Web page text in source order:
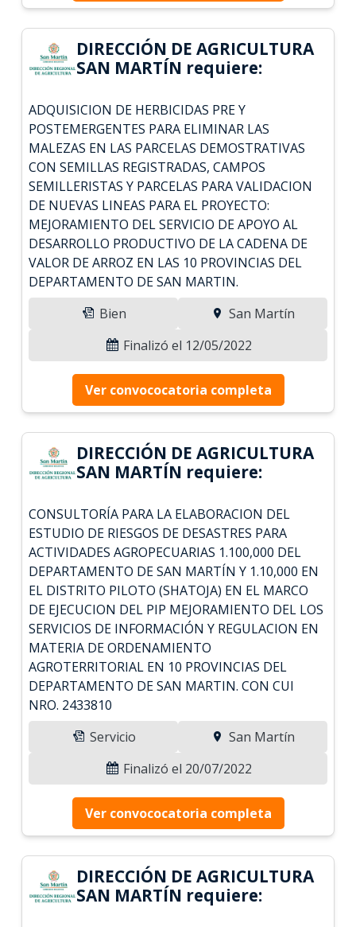
DIRECCIÓN DE AGRICULTURA
SAN MARTÍN requiere:
ADQUISICION DE HERBICIDAS PRE Y
POSTEMERGENTES PARA ELIMINAR LAS
MALEZAS EN LAS PARCELAS DEMOSTRATIVAS
CON SEMILLAS REGISTRADAS, CAMPOS
SEMILLERISTAS Y PARCELAS PARA VALIDACION
DE NUEVAS LINEAS PARA EL PROYECTO:
MEJORAMIENTO DEL SERVICIO DE APOYO AL
DESARROLLO PRODUCTIVO DE LA CADENA DE
VALOR DE ARROZ EN LAS 10 PROVINCIAS DEL
DEPARTAMENTO DE SAN MARTIN.
Bien
San Martín
Finalizó el 12/05/2022
Ver convococatoria completa
DIRECCIÓN DE AGRICULTURA
SAN MARTÍN requiere:
CONSULTORÍA PARA LA ELABORACION DEL
ESTUDIO DE RIESGOS DE DESASTRES PARA
ACTIVIDADES AGROPECUARIAS 1.100,000 DEL
DEPARTAMENTO DE SAN MARTÍN Y 1.10,000 EN
EL DISTRITO PILOTO (SHATOJA) EN EL MARCO
DE EJECUCION DEL PIP MEJORAMIENTO DEL LOS
SERVICIOS DE INFORMACIÓN Y REGULACION EN
MATERIA DE ORDENAMIENTO
AGROTERRITORIAL EN 10 PROVINCIAS DEL
DEPARTAMENTO DE SAN MARTIN. CON CUI
NRO. 2433810
Servicio
San Martín
Finalizó el 20/07/2022
Ver convococatoria completa
DIRECCIÓN DE AGRICULTURA
SAN MARTÍN requiere: